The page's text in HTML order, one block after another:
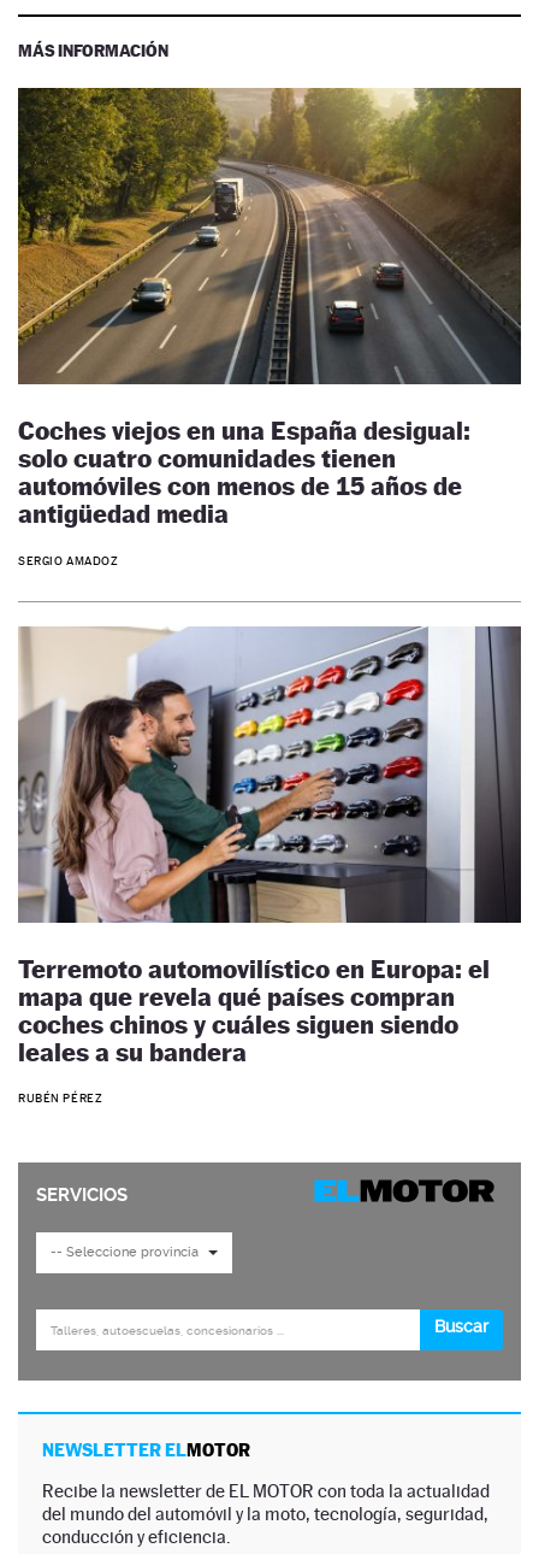
MÁS INFORMACIÓN
Coches viejos en una España desigual:
solo cuatro comunidades tienen
automóviles con menos de 15 años de
antigüedad media
SERGIO AMADOZ
Terremoto automovilístico en Europa: el
mapa que revela qué países compran
coches chinos y cuáles siguen siendo
leales a su bandera
RUBÉN PÉREZ
NEWSLETTER ELMOTOR
Recibe la newsletter de EL MOTOR con toda la actualidad
del mundo del automóvil y la moto, tecnología, seguridad,
conducción y eficiencia.